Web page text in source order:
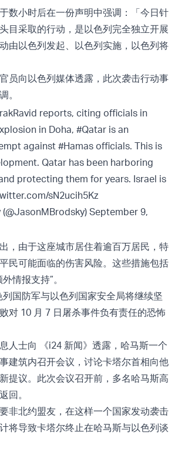
数小时后在一份声明中强调：「今日针
目采取的行动，是以色列完全独立开展
由以色列发起、以色列实施，以色列将
员向以色列媒体透露，此次袭击行动事
。
reports, citing officials in
in Doha, #Qatar is an
against #Hamas officials. This is
Qatar has been harboring
protecting them for years. Israel is
sN2ucih5Kz
September 9,
，由于这座城市居住着逾百万居民，特
民可能面临的伤害风险。这些措施包括
情报支持”。
列国防军与以色列国家安全局将继续坚
对 10 月 7 日屠杀事件负有责任的恐怖
人士向 《i24 新闻》透露，哈马斯一个
建筑内召开会议，讨论卡塔尔首相向他
提议。此次会议召开前，多名哈马斯高
回。
非北约盟友，在这样一个国家发动袭击
将导致卡塔尔终止在哈马斯与以色列谈